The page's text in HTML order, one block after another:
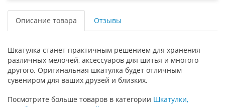
Описание товара Отзывы
Шкатулка станет практичным решением для хранения
различных мелочей, аксессуаров для шитья и многого
другого. Оригинальная шкатулка будет отличным
сувениром для ваших друзей и близких.
Посмотрите больше товаров в категории Шкатулки,